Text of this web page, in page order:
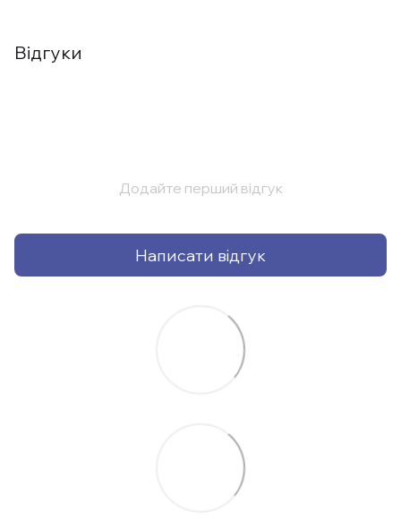
Відгуки
Додайте перший відгук
Написати відгук